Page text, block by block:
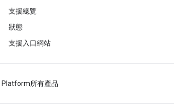
支援總覽
狀態
支援入口網站
Platform所有產品